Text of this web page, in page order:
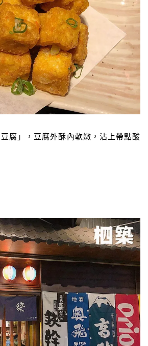
腐」，豆腐外酥內軟嫩，沾上帶點酸